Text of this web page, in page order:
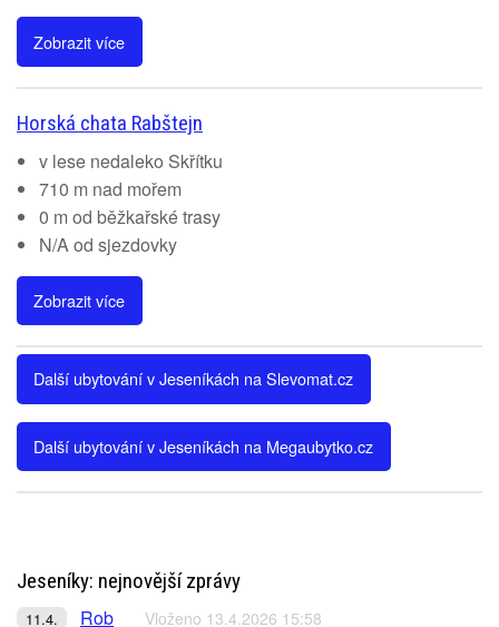
Zobrazit více
Horská chata Rabštejn
v lese nedaleko Skřítku
710 m nad mořem
0 m od běžkařské trasy
N/A od sjezdovky
Zobrazit více
Další ubytování v Jeseníkách na Slevomat.cz
Další ubytování v Jeseníkách na Megaubytko.cz
Jeseníky: nejnovější zprávy
11.4. Rob Vloženo 13.4.2026 15:58